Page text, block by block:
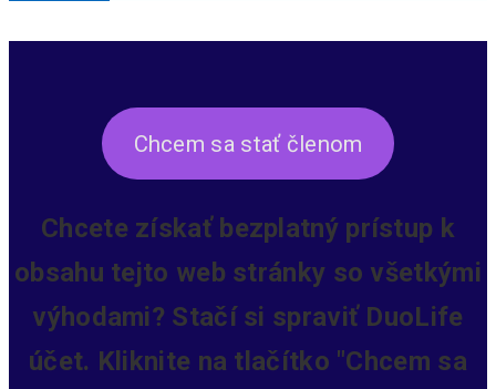
Chcem sa stať členom
Chcete získať bezplatný prístup k
obsahu tejto web stránky so všetkými
výhodami? Stačí si spraviť DuoLife
účet. Kliknite na tlačítko "Chcem sa